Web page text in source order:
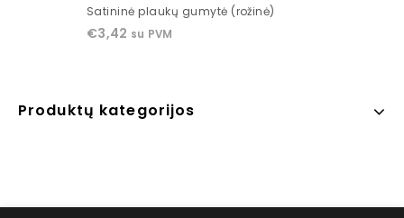
0
of
Satininė plaukų gumytė (rožinė)
€3,42 su PVM
Produktų kategorijos